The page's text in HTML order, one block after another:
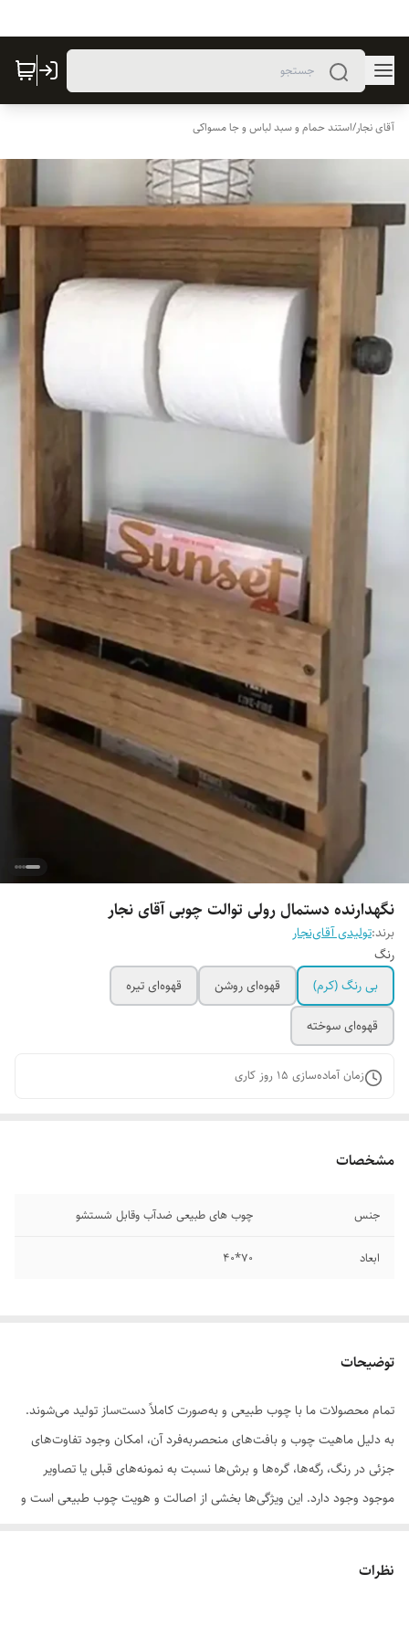
آقای نجار/استند حمام و سبد لباس و جا مسواکی
نگهدارنده دستمال رولی توالت چوبی آقای نجار
برند:تولیدی آقای‌نجار
رنگ
بی رنگ (کرم)
قهوه‌ای روشن
قهوه‌ای تیره
قهوه‌ای سوخته
زمان آماده‌سازی 15 روز کاری
مشخصات
جنس چوب های طبیعی ضدآب وقابل شستشو
ابعاد ۷۰*40
توضیحات
تمام محصولات ما با چوب طبیعی و به‌صورت کاملاً دست‌ساز تولید می‌شوند.
به دلیل ماهیت چوب و بافت‌های منحصر‌به‌فرد آن، امکان وجود تفاوت‌های
جزئی در رنگ، رگه‌ها، گره‌ها و برش‌ها نسبت به نمونه‌های قبلی یا تصاویر
موجود وجود دارد. این ویژگی‌ها بخشی از اصالت و هویت چوب طبیعی است و
نظرات